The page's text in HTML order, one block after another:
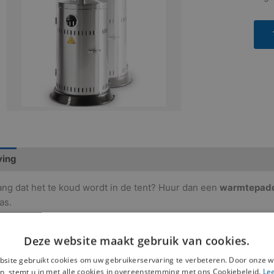
dat het te koud wordt in de tent? Huur dan een
producten
Deze website maakt gebruik van cookies.
gebruikt cookies om uw gebruikerservaring te verbeteren. Door onze
stemt u in met alle cookies in overeenstemming met ons Cookiebeleid.